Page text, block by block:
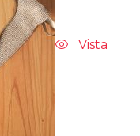
Vista